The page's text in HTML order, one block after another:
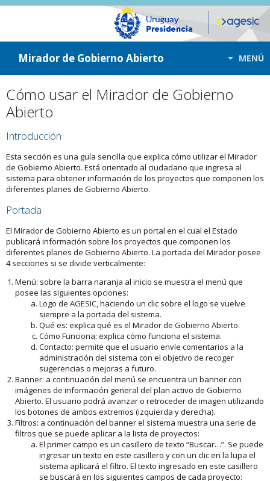
ir a contenido
ir al menú
Mirador de Gobierno Abierto MENÚ
Cómo usar el Mirador de Gobierno
Abierto
Introducción
Esta sección es una guía sencilla que explica cómo utilizar el Mirador
de Gobierno Abierto. Está orientado al ciudadano que ingresa al
sistema para obtener información de los proyectos que componen los
diferentes planes de Gobierno Abierto.
Portada
El Mirador de Gobierno Abierto es un portal en el cual el Estado
publicará información sobre los proyectos que componen los
diferentes planes de Gobierno Abierto. La portada del Mirador posee
4 secciones si se divide verticalmente:
Menú: sobre la barra naranja al inicio se muestra el menú que
posee las siguientes opciones:
Logo de AGESIC, haciendo un clic sobre el logo se vuelve
siempre a la portada del sistema.
Qué es: explica qué es el Mirador de Gobierno Abierto.
Cómo Funciona: explica cómo funciona el sistema.
Contacto: permite que el usuario envíe comentarios a la
administración del sistema con el objetivo de recoger
sugerencias o mejoras a futuro.
Banner: a continuación del menú se encuentra un banner con
imágenes de información general del plan activo de Gobierno
Abierto. El usuario podrá avanzar o retroceder de imagen utilizando
los botones de ambos extremos (izquierda y derecha).
Filtros: a continuación del banner el sistema muestra una serie de
filtros que se puede aplicar a la lista de proyectos:
El primer campo es un casillero de texto “Buscar…”. Se puede
ingresar un texto en este casillero y con un clic en la lupa el
sistema aplicará el filtro. El texto ingresado en este casillero
se buscará en los siguientes campos de cada proyecto: